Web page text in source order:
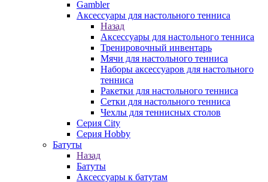
Gambler
Аксессуары для настольного тенниса
Назад
Аксессуары для настольного тенниса
Тренировочный инвентарь
Мячи для настольного тенниса
Наборы аксессуаров для настольного
тенниса
Ракетки для настольного тенниса
Сетки для настольного тенниса
Чехлы для теннисных столов
Серия City
Серия Hobby
Батуты
Назад
Батуты
Аксессуары к батутам